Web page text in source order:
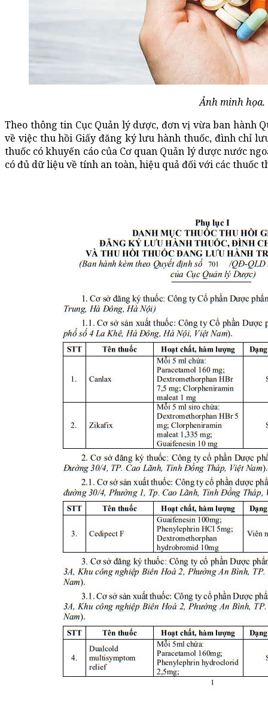
Ảnh minh họa.
Theo thông tin Cục Quản lý dược, đơn vị vừa ban hành
về việc thu hồi Giấy đăng ký lưu hành thuốc, đình chỉ
thuốc có khuyến cáo của Cơ quan Quản lý dược nước
có đủ dữ liệu về tính an toàn, hiệu quả đối với các thuốc